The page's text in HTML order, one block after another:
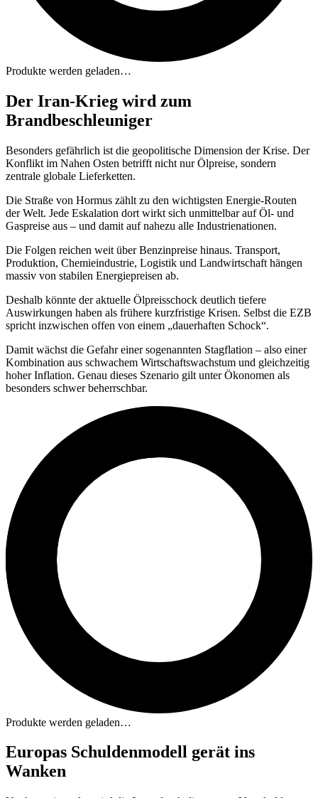
Produkte werden geladen…
Der Iran-Krieg wird zum
Brandbeschleuniger
Besonders gefährlich ist die geopolitische Dimension der Krise. Der
Konflikt im Nahen Osten betrifft nicht nur Ölpreise, sondern
zentrale globale Lieferketten.
Die Straße von Hormus zählt zu den wichtigsten Energie-Routen
der Welt. Jede Eskalation dort wirkt sich unmittelbar auf Öl- und
Gaspreise aus – und damit auf nahezu alle Industrienationen.
Die Folgen reichen weit über Benzinpreise hinaus. Transport,
Produktion, Chemieindustrie, Logistik und Landwirtschaft hängen
massiv von stabilen Energiepreisen ab.
Deshalb könnte der aktuelle Ölpreisschock deutlich tiefere
Auswirkungen haben als frühere kurzfristige Krisen. Selbst die EZB
spricht inzwischen offen von einem „dauerhaften Schock“.
Damit wächst die Gefahr einer sogenannten Stagflation – also einer
Kombination aus schwachem Wirtschaftswachstum und gleichzeitig
hoher Inflation. Genau dieses Szenario gilt unter Ökonomen als
besonders schwer beherrschbar.
Produkte werden geladen…
Europas Schuldenmodell gerät ins
Wanken